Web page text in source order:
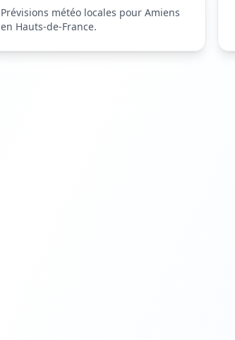
Prévisions météo locales pour Amiens
en Hauts-de-France.